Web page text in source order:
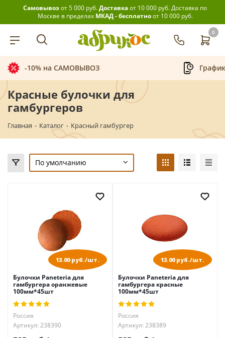
Самовывозот 5 000 руб.Доставкаот 10 000 руб.Доставка по
Москве в пределах МКАД - бесплатноот 10 000 руб.
0
-10% на САМОВЫВОЗ
Красные булочки для
гамбургеров
Главная - Каталог - Красный гамбургер
По умолчанию
13.00 руб./шт.
Булочки Paneteria для
гамбургера оранжевые
100мм*45шт
Россия
Артикул: 238390
13.00 руб./шт.
Булочки Paneteria для
гамбургера красные
100мм*45шт
Россия
Артикул: 238389